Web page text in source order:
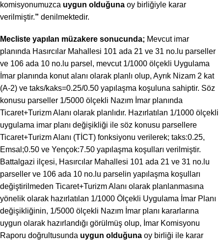
komisyonumuzca uygun olduğuna oy birliğiyle karar
verilmiştir.” denilmektedir.
Mecliste yapılan müzakere sonucunda; Mevcut imar
planında Hasırcılar Mahallesi 101 ada 21 ve 31 no.lu parseller
ve 106 ada 10 no.lu parsel, mevcut 1/1000 ölçekli Uygulama
İmar planında konut alanı olarak planlı olup, Ayrık Nizam 2 kat
(A-2) ve taks/kaks=0.25/0.50 yapılaşma koşuluna sahiptir. Söz
konusu parseller 1/5000 ölçekli Nazım İmar planında
Ticaret+Turizm Alanı olarak planlıdır. Hazırlatılan 1/1000 ölçekli
uygulama imar planı değişikliği ile söz konusu parsellere
Ticaret+Turizm Alanı (TİCT) fonksiyonu verilerek; taks:0.25,
Emsal;0.50 ve Yençok:7.50 yapılaşma koşulları verilmiştir.
Battalgazi ilçesi, Hasırcılar Mahallesi 101 ada 21 ve 31 no.lu
parseller ve 106 ada 10 no.lu parselin yapılaşma koşulları
değiştirilmeden Ticaret+Turizm Alanı olarak planlanmasına
yönelik olarak hazırlatılan 1/1000 Ölçekli Uygulama İmar Planı
değişikliğinin, 1/5000 ölçekli Nazım İmar planı kararlarına
uygun olarak hazırlandığı görülmüş olup, İmar Komisyonu
Raporu doğrultusunda uygun olduğuna oy birliği ile karar